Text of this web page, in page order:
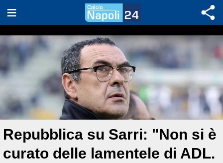
Repubblica su Sarri: "Non si è
curato delle lamentele di ADL.